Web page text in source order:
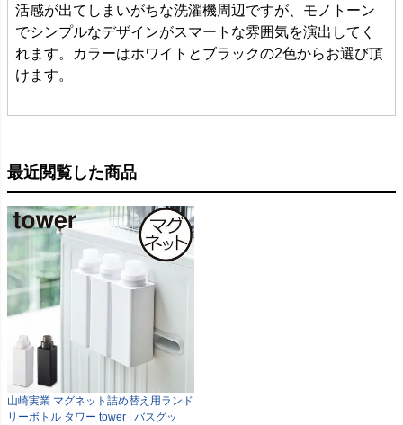
活感が出てしまいがちな洗濯機周辺ですが、モノトーン
でシンプルなデザインがスマートな雰囲気を演出してく
れます。カラーはホワイトとブラックの2色からお選び頂
けます。
最近閲覧した商品
山崎実業 マグネット詰め替え用ランド
リーボトル タワー tower | バスグッ